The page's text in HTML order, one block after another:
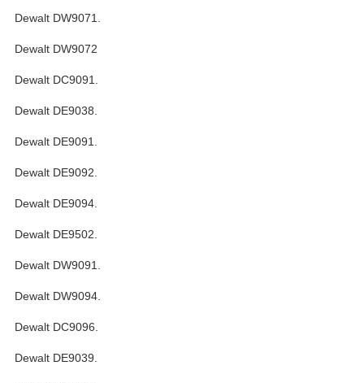
Dewalt DW9071.
Dewalt DW9072
Dewalt DC9091.
Dewalt DE9038.
Dewalt DE9091.
Dewalt DE9092.
Dewalt DE9094.
Dewalt DE9502.
Dewalt DW9091.
Dewalt DW9094.
Dewalt DC9096.
Dewalt DE9039.